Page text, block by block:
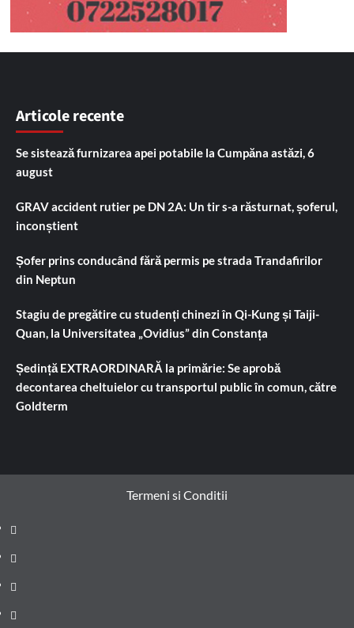
Articole recente
Se sistează furnizarea apei potabile la Cumpăna astăzi, 6
august
GRAV accident rutier pe DN 2A: Un tir s-a răsturnat, șoferul,
inconștient
Șofer prins conducând fără permis pe strada Trandafirilor
din Neptun
Stagiu de pregătire cu studenți chinezi în Qi-Kung și Taiji-
Quan, la Universitatea „Ovidius” din Constanța
Ședință EXTRAORDINARĂ la primărie: Se aprobă
decontarea cheltuielor cu transportul public în comun, către
Goldterm
Termeni si Conditii
Prima
pagină
Știri
de
ultima
Administrație
locală
Actualitate